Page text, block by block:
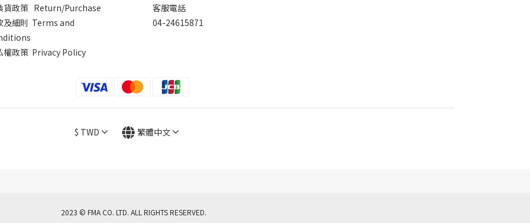
貨政策 Return/Purchase
及細則 Terms and
權政策 Privacy Policy
客服電話
04-24615871
$ TWD 繁體中文
2023 © FMA CO. LTD. ALL RIGHTS RESERVED.